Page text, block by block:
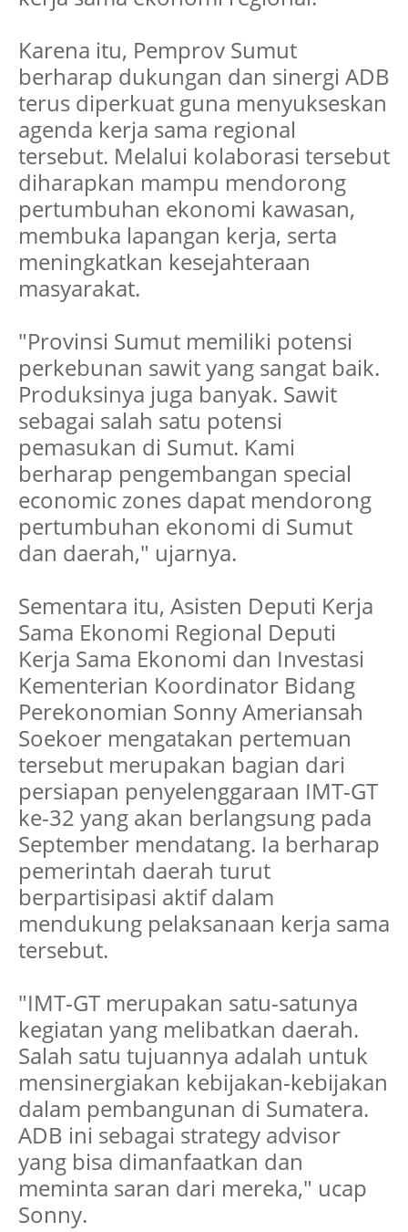
Karena itu, Pemprov Sumut
berharap dukungan dan sinergi ADB
terus diperkuat guna menyukseskan
agenda kerja sama regional
tersebut. Melalui kolaborasi tersebut
diharapkan mampu mendorong
pertumbuhan ekonomi kawasan,
membuka lapangan kerja, serta
meningkatkan kesejahteraan
masyarakat.
"Provinsi Sumut memiliki potensi
perkebunan sawit yang sangat baik.
Produksinya juga banyak. Sawit
sebagai salah satu potensi
pemasukan di Sumut. Kami
berharap pengembangan special
economic zones dapat mendorong
pertumbuhan ekonomi di Sumut
dan daerah," ujarnya.
Sementara itu, Asisten Deputi Kerja
Sama Ekonomi Regional Deputi
Kerja Sama Ekonomi dan Investasi
Kementerian Koordinator Bidang
Perekonomian Sonny Ameriansah
Soekoer mengatakan pertemuan
tersebut merupakan bagian dari
persiapan penyelenggaraan IMT-GT
ke-32 yang akan berlangsung pada
September mendatang. Ia berharap
pemerintah daerah turut
berpartisipasi aktif dalam
mendukung pelaksanaan kerja sama
tersebut.
"IMT-GT merupakan satu-satunya
kegiatan yang melibatkan daerah.
Salah satu tujuannya adalah untuk
mensinergiakan kebijakan-kebijakan
dalam pembangunan di Sumatera.
ADB ini sebagai strategy advisor
yang bisa dimanfaatkan dan
meminta saran dari mereka," ucap
Sonny.